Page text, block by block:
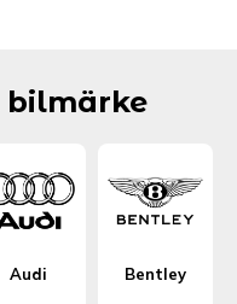
Audi Bentley